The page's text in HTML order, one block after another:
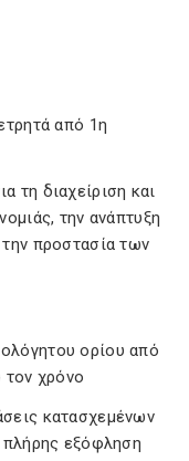
από 1η
τη διαχείριση και
την ανάπτυξη
προστασία των
ορίου από
χρόνο
κατασχεμένων
πλήρης εξόφληση